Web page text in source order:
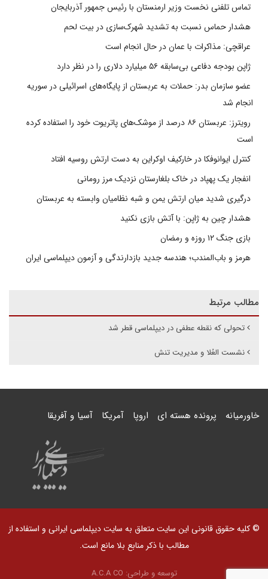
تماس تلفنی نخست وزیر ارمنستان با رئیس جمهور آذربایجان
هشدار حماس نسبت به تشدید شهرک‌سازی در بیت‌ لحم
عراقچی: مذاکرات با عمان در حال انجام است
ژاپن بودجه دفاعی بی‌سابقه ۵۶ میلیارد دلاری را در نظر دارد
عضو سازمان بدر: حملات به عربستان از پایگاه‌های اسرائیلی در سوریه
انجام شد
رویترز: عربستان ۸۶ درصد از موشک‌های پاتریوت خود را استفاده کرده
است
کنترل ایوانوفکا در خارکیف اوکراین به دست ارتش روسیه افتاد
انفجار یک پهپاد در خاک بلغارستان نزدیک مرز رومانی
درگیری شدید میان ارتش یمن و شبه نظامیان وابسته به عربستان
هشدار چین به ژاپن: با آتش بازی نکنید
بازی جنگ ۱۲ روزه و رمضان
هرمز و باب‌المندب؛ هندسه جدید بازدارندگی و آزمون دیپلماسی ایران
مطالب مرتبط
تحولی که نقطه عطفی در دیپلماسی قطر شد
نشست العُلا و مدیریت تنش
خاورمیانه پرونده هسته ای اروپا آمریکا آسیا و آفریقا
© کلیه حقوق قانونی این سایت متعلق به سایت دیپلماسی ایرانی و استفاده از
مطالب با ذکر منابع بلا مانع است.
توسعه و طراحی: A.C.A CO